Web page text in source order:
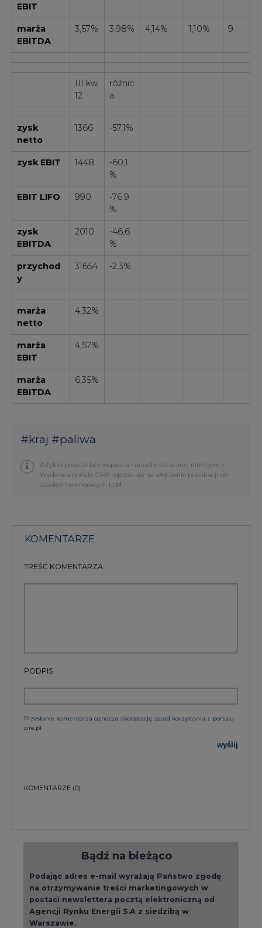
EBIT
marża
EBITDA
3,57% 3,98% 4,14% 1,10% 9
III kw.
12
różnic
a
zysk
netto
1366 -57,1%
zysk EBIT 1448
-60,1
%
EBIT LIFO 990
-76,9
%
zysk
EBITDA
2010
-46,6
%
przychod
y
31654 -2,3%
marża
netto
4,32%
marża
EBIT
4,57%
marża
EBITDA
6,35%
#kraj #paliwa
Artykuł powstał bez wsparcia narzędzi sztucznej inteligencji.
Wydawca portalu CIRE zgadza się na włączenie publikacji do
szkoleń treningowych LLM.
KOMENTARZE
TREŚĆ KOMENTARZA
PODPIS
Przesłanie komentarza oznacza akceptację zasad korzystania z portalu
cire.pl
wyślij
KOMENTARZE (0)
Bądź na bieżąco
Podając adres e-mail wyrażają Państwo zgodę
na otrzymywanie treści marketingowych w
postaci newslettera pocztą elektroniczną od
Agencji Rynku Energii S.A z siedzibą w
Warszawie.